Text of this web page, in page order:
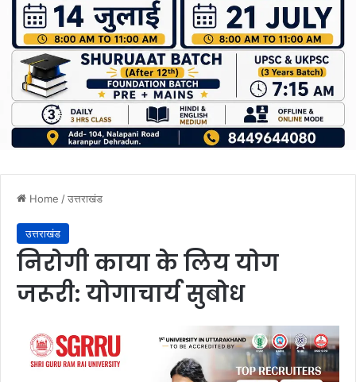
Home /उत्तराखंड
उत्तराखंड
निरोगी काया के लिय योग
जरूरी: योगाचार्य सुबोध